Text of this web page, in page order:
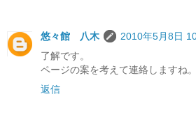
悠々館 八木
2010年5月8日
了解です。
ページの案を考えて連絡しますね。
返信